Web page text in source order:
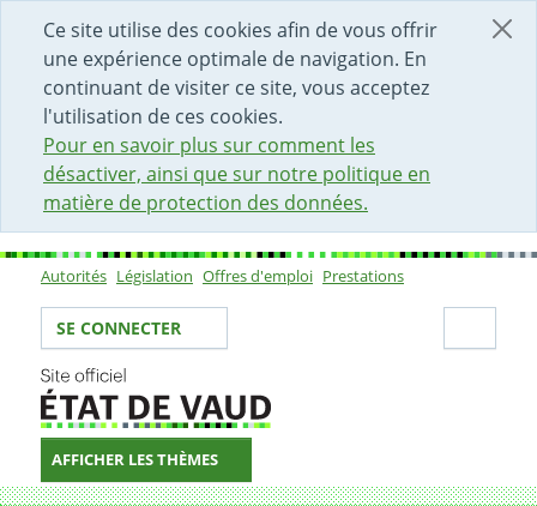
Ce site utilise des cookies afin de vous offrir
une expérience optimale de navigation. En
continuant de visiter ce site, vous acceptez
l'utilisation de ces cookies.
Pour en savoir plus sur comment les
désactiver, ainsi que sur notre politique en
matière de protection des données.
DÉBUT DU CONTENU DE LA PAGE
ACCÈS AU CHAMP DE RECHERCHE
PAGE D'ACCUEIL
FORMULAIRE DE CONTACT
Sous-navigation
Autorités Législation Offres d'emploi Prestations
Votre identité
SE CONNECTER
AFFICHER LES THÈMES